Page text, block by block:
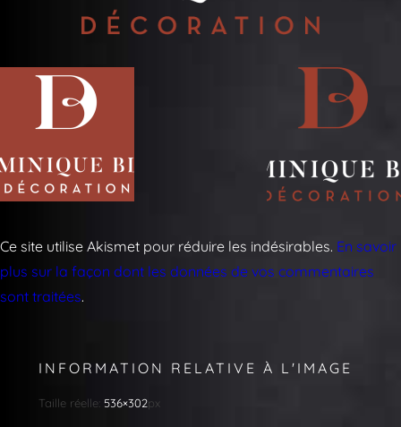
Ce site utilise Akismet pour réduire les indésirables. En savoir
plus sur la façon dont les données de vos commentaires
sont traitées.
INFORMATION RELATIVE À L'IMAGE
Taille réelle: 536×302px